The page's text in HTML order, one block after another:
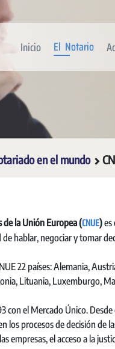
Inicio El Notario
en el mundo
de la Unión Europea (CNUE)es
hablar, negociar y tomar
22 países: Alemania,
Lituania, Luxemburgo,
con el Mercado Único.
los procesos de decisión de
empresas, el acceso a la